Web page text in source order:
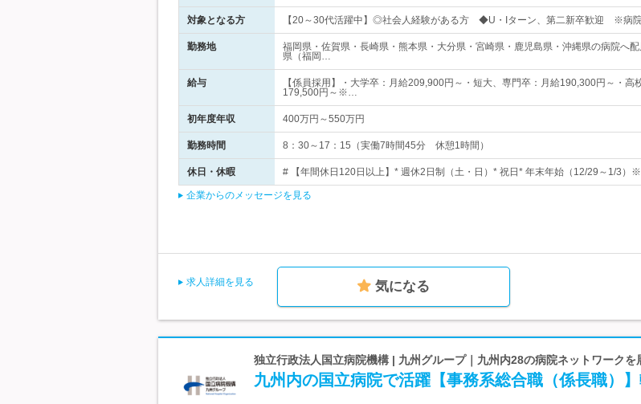
対象となる方 【20～30代活躍中】◎社会人経験がある方 ◆U・Iターン、第二新卒歓迎 ※病
勤務地
福岡県・佐賀県・長崎県・熊本県・大分県・宮崎県・鹿児島県・沖縄県の病院へ
県（福岡…
給与
【係員採用】・大学卒：月給209,900円～・短大、専門卒：月給190,300円～・高
179,500円～※…
初年度年収 400万円～550万円
勤務時間 8：30～17：15（実働7時間45分 休憩1時間）
休日・休暇 # 【年間休日120日以上】* 週休2日制（土・日）* 祝日* 年末年始（12/29～1/3）
企業からのメッセージを見る
求人詳細を見る 気になる
独立行政法人国立病院機構 | 九州グループ｜九州内28の病院ネットワークを
九州内の国立病院で活躍【事務系総合職（係長職）